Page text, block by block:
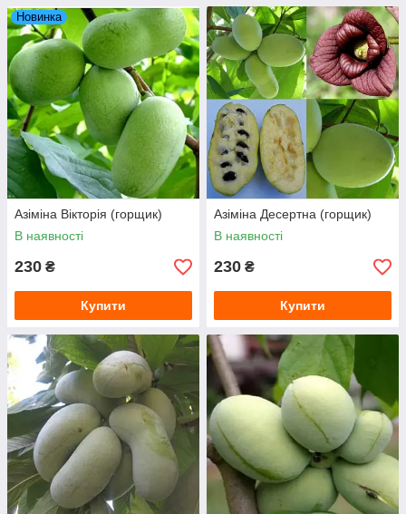
Новинка
Азіміна Вікторія (горщик)
В наявності
230 ₴
Купити
Азіміна Десертна (горщик)
В наявності
230 ₴
Купити